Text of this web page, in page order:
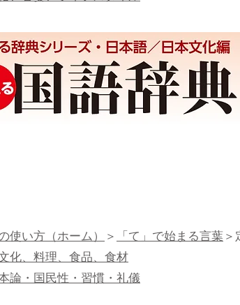
使い方（ホーム）＞「て」で始まる言葉
化、料理、食品、食材
論・国民性・習慣・礼儀